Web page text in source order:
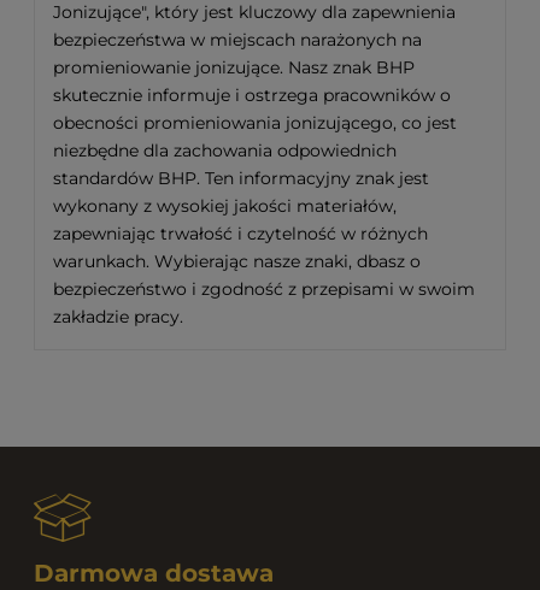
Jonizujące", który jest kluczowy dla zapewnienia
bezpieczeństwa w miejscach narażonych na
promieniowanie jonizujące. Nasz znak BHP
skutecznie informuje i ostrzega pracowników o
obecności promieniowania jonizującego, co jest
niezbędne dla zachowania odpowiednich
standardów BHP. Ten informacyjny znak jest
wykonany z wysokiej jakości materiałów,
zapewniając trwałość i czytelność w różnych
warunkach. Wybierając nasze znaki, dbasz o
bezpieczeństwo i zgodność z przepisami w swoim
zakładzie pracy.
Darmowa dostawa